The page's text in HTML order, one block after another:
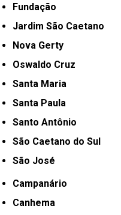
Fundação
Jardim São Caetano
Nova Gerty
Oswaldo Cruz
Santa Maria
Santa Paula
Santo Antônio
São Caetano do Sul
São José
Campanário
Canhema